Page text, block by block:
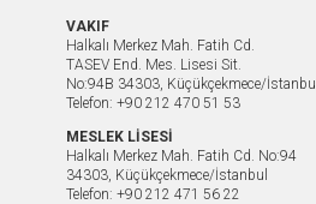
VAKIF
Halkalı Merkez Mah. Fatih Cd.
TASEV End. Mes. Lisesi Sit.
No:94B 34303, Küçükçekmece/İstanbul
Telefon: +90 212 470 51 53
MESLEK LİSESİ
Halkalı Merkez Mah. Fatih Cd. No:94
34303, Küçükçekmece/İstanbul
Telefon: +90 212 471 56 22